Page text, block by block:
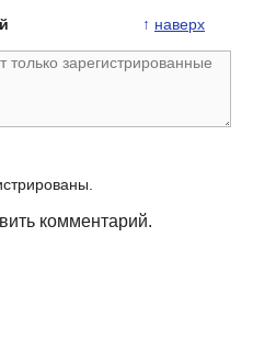
↑ наверх
комментарий.